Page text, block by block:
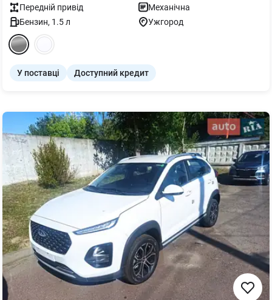
Передній привід
Механічна
Бензин, 1.5л Ужгород
У поставці Доступний кредит